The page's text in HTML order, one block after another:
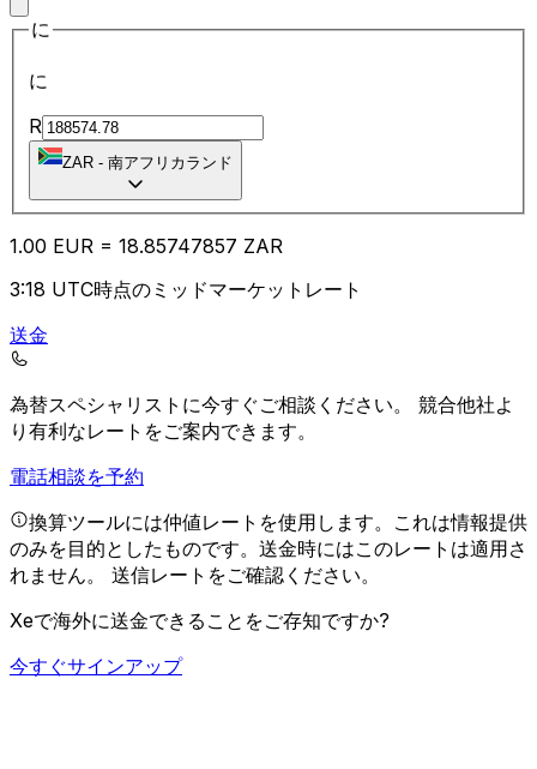
に
に
R
ZAR - 南アフリカランド
1.00 EUR = 18.85747857 ZAR
3:18 UTC時点のミッドマーケットレート
送金
為替スペシャリストに今すぐご相談ください。 競合他社よ
り有利なレートをご案内できます。
電話相談を予約
換算ツールには仲値レートを使用します。これは情報提供
のみを目的としたものです。送金時にはこのレートは適用さ
れません。 送信レートをご確認ください。
Xeで海外に送金できることをご存知ですか?
今すぐサインアップ